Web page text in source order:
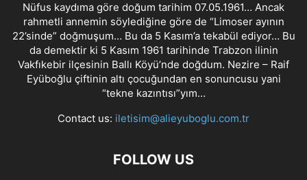
Nüfus kaydıma göre doğum tarihim 07.05.1961… Ancak
rahmetli annemin söylediğine göre de “Limoser ayının
22’sinde” doğmuşum… Bu da 5 Kasım’a tekabül ediyor… Bu
da demektir ki 5 Kasım 1961 tarihinde Trabzon ilinin
Vakfıkebir ilçesinin Ballı Köyü’nde doğdum. Nezire – Raif
Eyüboğlu çiftinin altı çocuğundan en sonuncusu yani
“tekne kazıntısı”yım…
Contact us: iletisim@alieyuboglu.com.tr
FOLLOW US